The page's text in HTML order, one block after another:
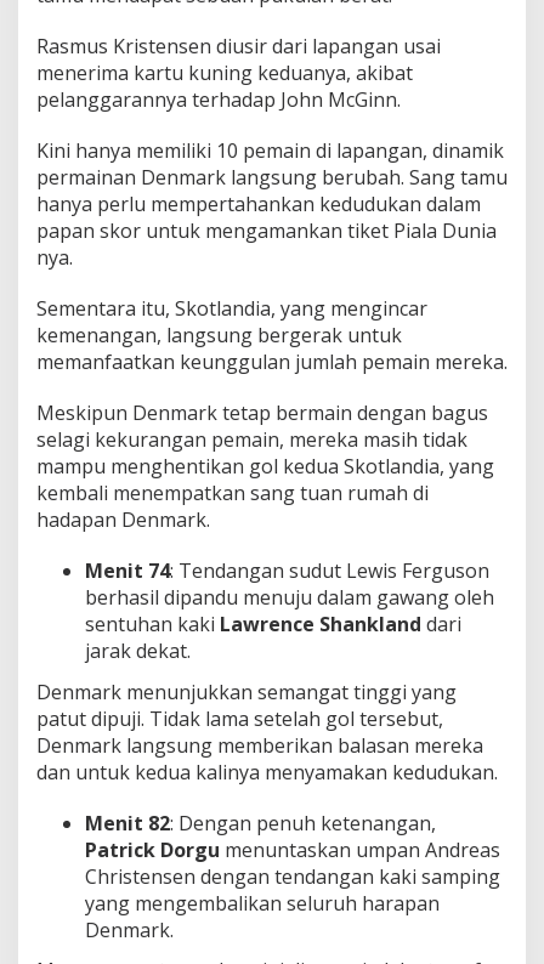
Rasmus Kristensen diusir dari lapangan usai
menerima kartu kuning keduanya, akibat
pelanggarannya terhadap John McGinn.
Kini hanya memiliki 10 pemain di lapangan, dinamik
permainan Denmark langsung berubah. Sang tamu
hanya perlu mempertahankan kedudukan dalam
papan skor untuk mengamankan tiket Piala Dunia
nya.
Sementara itu, Skotlandia, yang mengincar
kemenangan, langsung bergerak untuk
memanfaatkan keunggulan jumlah pemain mereka.
Meskipun Denmark tetap bermain dengan bagus
selagi kekurangan pemain, mereka masih tidak
mampu menghentikan gol kedua Skotlandia, yang
kembali menempatkan sang tuan rumah di
hadapan Denmark.
Menit 74: Tendangan sudut Lewis Ferguson
berhasil dipandu menuju dalam gawang oleh
sentuhan kaki Lawrence Shankland dari
jarak dekat.
Denmark menunjukkan semangat tinggi yang
patut dipuji. Tidak lama setelah gol tersebut,
Denmark langsung memberikan balasan mereka
dan untuk kedua kalinya menyamakan kedudukan.
Menit 82: Dengan penuh ketenangan,
Patrick Dorgu menuntaskan umpan Andreas
Christensen dengan tendangan kaki samping
yang mengembalikan seluruh harapan
Denmark.